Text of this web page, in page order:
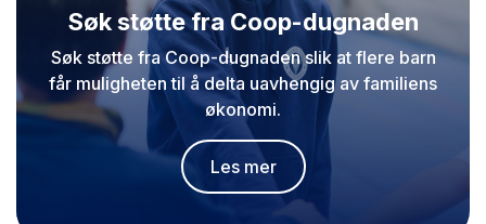
Søk støtte fra Coop-dugnaden
Søk støtte fra Coop-dugnaden slik at flere barn
får muligheten til å delta uavhengig av familiens
økonomi.
Les mer